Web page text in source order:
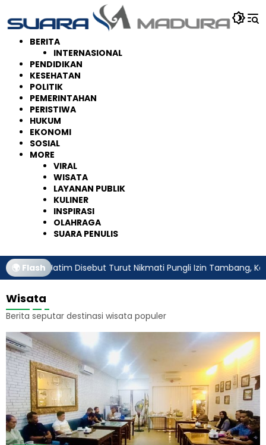
ke
konten
BERITA
INTERNASIONAL
PENDIDIKAN
KESEHATAN
POLITIK
PEMERINTAHAN
PERISTIWA
HUKUM
EKONOMI
SOSIAL
MORE
VIRAL
WISATA
LAYANAN PUBLIK
KULINER
INSPIRASI
OLAHRAGA
SUARA PENULIS
🌍 Flash
Jatim Disebut Turut Nikmati Pungli Izin Tambang,
Wisata
Berita seputar destinasi wisata populer